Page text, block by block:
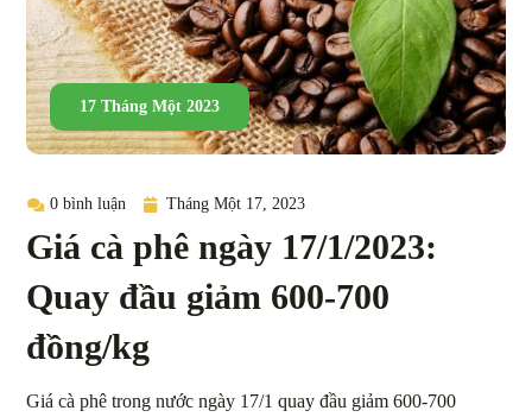
17 Tháng Một 2023
0 bình luận Tháng Một 17, 2023
Giá cà phê ngày 17/1/2023:
Quay đầu giảm 600-700
đồng/kg
Giá cà phê trong nước ngày 17/1 quay đầu giảm 600-700